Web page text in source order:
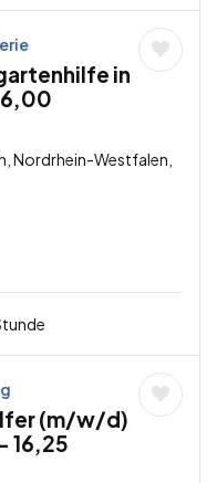
in
Nordrhein-Westfalen,
(m/w/d)
16,25